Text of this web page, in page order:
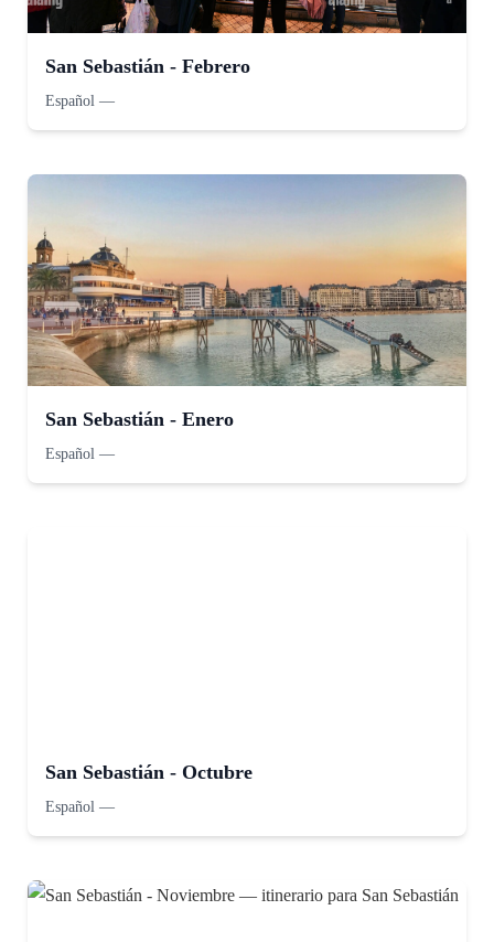
San Sebastián - Febrero
Español —
San Sebastián - Enero
Español —
San Sebastián - Octubre
Español —